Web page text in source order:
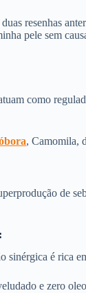
resenhas
pele sem
como
, Camomila,
de
sinérgica é rica
e zero